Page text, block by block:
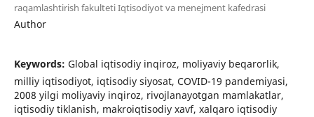
raqamlashtirish fakulteti Iqtisodiyot va menejment kafedrasi
Author
Keywords: Global iqtisodiy inqiroz, moliyaviy beqarorlik,
milliy iqtisodiyot, iqtisodiy siyosat, COVID-19 pandemiyasi,
2008 yilgi moliyaviy inqiroz, rivojlanayotgan mamlakatlar,
iqtisodiy tiklanish, makroiqtisodiy xavf, xalqaro iqtisodiy